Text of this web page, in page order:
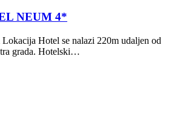
NEUM 4*
Hotel se nalazi 220m udaljen od
grada. Hotelski…